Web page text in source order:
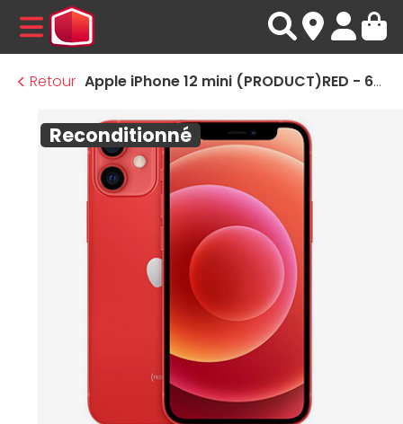
MENU
Retour
Apple iPhone 12 mini (PRODUCT)RED - 64 Go · Reconditionné
Reconditionné